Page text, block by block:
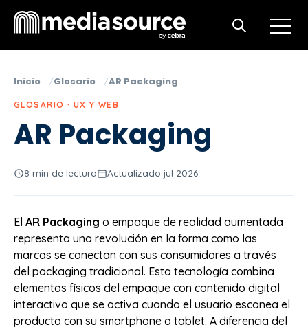
Open
Open search
Inicio Glosario AR Packaging
GLOSARIO · UX Y WEB
AR Packaging
8 min de lectura Actualizado jul 2026
El AR Packaging o empaque de realidad aumentada
representa una revolución en la forma como las
marcas se conectan con sus consumidores a través
del packaging tradicional. Esta tecnología combina
elementos físicos del empaque con contenido digital
interactivo que se activa cuando el usuario escanea el
producto con su smartphone o tablet. A diferencia del